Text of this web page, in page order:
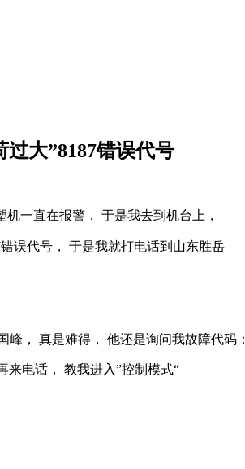
大”8187错误代号
机一直在报警， 于是我去到机台上，
误代号， 于是我就打电话到山东胜岳
， 真是难得， 他还是询问我故障代码：
电话， 教我进入”控制模式“